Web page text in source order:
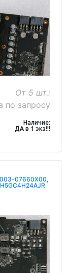
От 5 шт.:
по запросу
Наличие:
ДА в 1 экз!!!
07660X00,